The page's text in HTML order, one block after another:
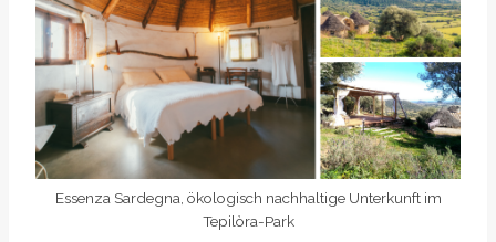
Essenza Sardegna, ökologisch nachhaltige Unterkunft im
Tepilòra-Park